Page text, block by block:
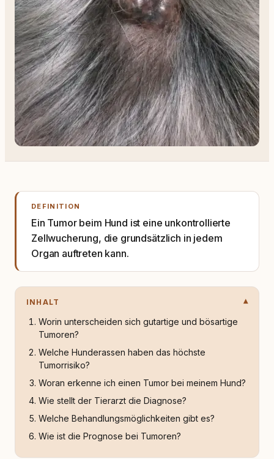
DEFINITION
Ein Tumor beim Hund ist eine unkontrollierte
Zellwucherung, die grundsätzlich in jedem
Organ auftreten kann.
INHALT
Worin unterscheiden sich gutartige und bösartige
Tumoren?
Welche Hunderassen haben das höchste
Tumorrisiko?
Woran erkenne ich einen Tumor bei meinem Hund?
Wie stellt der Tierarzt die Diagnose?
Welche Behandlungsmöglichkeiten gibt es?
Wie ist die Prognose bei Tumoren?